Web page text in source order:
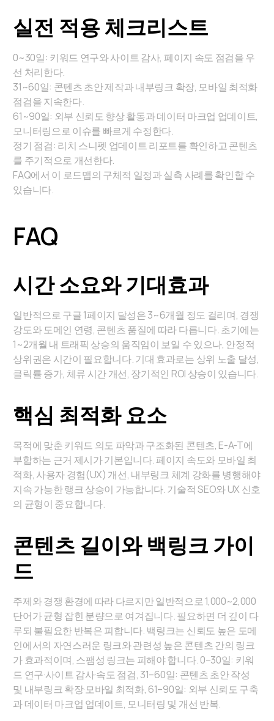
실전 적용 체크리스트
0~30일: 키워드 연구와 사이트 감사, 페이지 속도 점검을 우
선 처리한다.
31~60일: 콘텐츠 초안 제작과 내부링크 확장, 모바일 최적화
점검을 지속한다.
61~90일: 외부 신뢰도 향상 활동과 데이터 마크업 업데이트,
모니터링으로 이슈를 빠르게 수정한다.
정기 점검: 리치 스니펫 업데이트 리포트를 확인하고 콘텐츠
를 주기적으로 개선한다.
FAQ에서 이 로드맵의 구체적 일정과 실측 사례를 확인할 수
있습니다.
FAQ
시간 소요와 기대효과
일반적으로 구글 1페이지 달성은 3~6개월 정도 걸리며, 경쟁
강도와 도메인 연령, 콘텐츠 품질에 따라 다릅니다. 초기에는
1~2개월 내 트래픽 상승의 움직임이 보일 수 있으나, 안정적
상위권은 시간이 필요합니다. 기대 효과로는 상위 노출 달성,
클릭률 증가, 체류 시간 개선, 장기적인 ROI 상승이 있습니다.
핵심 최적화 요소
목적에 맞춘 키워드 의도 파악과 구조화된 콘텐츠, E-A-T에
부합하는 근거 제시가 기본입니다. 페이지 속도와 모바일 최
적화, 사용자 경험(UX) 개선, 내부링크 체계 강화를 병행해야
지속 가능한 랭크 상승이 가능합니다. 기술적 SEO와 UX 신호
의 균형이 중요합니다.
콘텐츠 길이와 백링크 가이
드
주제와 경쟁 환경에 따라 다르지만 일반적으로 1,000~2,000
단어가 균형 잡힌 분량으로 여겨집니다. 필요하면 더 깊이 다
루되 불필요한 반복은 피합니다. 백링크는 신뢰도 높은 도메
인에서의 자연스러운 링크와 관련성 높은 콘텐츠 간의 링크
가 효과적이며, 스팸성 링크는 피해야 합니다. 0–30일: 키워
드 연구·사이트 감사·속도 점검, 31–60일: 콘텐츠 초안 작성
및 내부링크 확장·모바일 최적화, 61–90일: 외부 신뢰도 구축
과 데이터 마크업 업데이트, 모니터링 및 개선 반복.